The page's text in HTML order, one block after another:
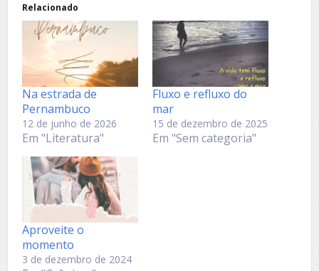
Relacionado
Na estrada de
Pernambuco
12 de junho de 2026
Em "Literatura"
Fluxo e refluxo do
mar
15 de dezembro de 2025
Em "Sem categoria"
Aproveite o
momento
3 de dezembro de 2024